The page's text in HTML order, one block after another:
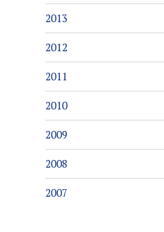
2013
2012
2011
2010
2009
2008
2007